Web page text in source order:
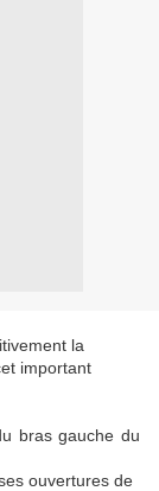
la
important
bras gauche du
ouvertures de